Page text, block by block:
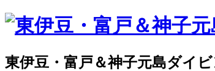
東伊豆・富戸＆神子元島ダイ